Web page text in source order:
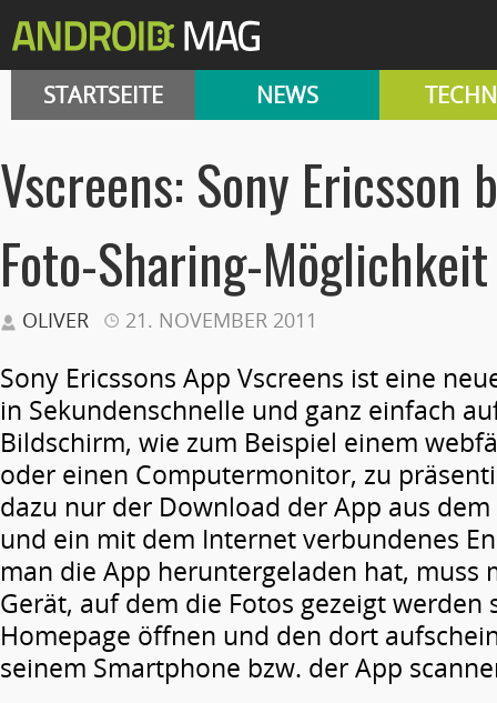
STARTSEITE NEWS
Vscreens: Sony Ericsson
Foto-Sharing-Möglichkeit
OLIVER 21. NOVEMBER 2011
Sony Ericssons App Vscreens ist eine
in Sekundenschnelle und ganz einfach
Bildschirm, wie zum Beispiel einem
oder einen Computermonitor, zu
dazu nur der Download der App aus dem
und ein mit dem Internet verbundenes
man die App heruntergeladen hat, muss
Gerät, auf dem die Fotos gezeigt werden
Homepage öffnen und den dort
seinem Smartphone bzw. der App